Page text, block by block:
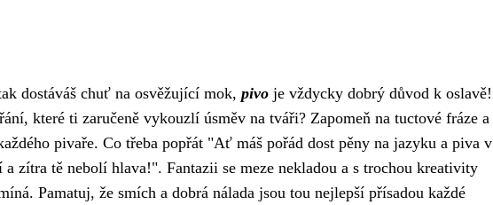
dostáváš chuť na osvěžující mok, pivo je vždycky dobrý důvod k oslavě!
které ti zaručeně vykouzlí úsměv na tváři? Zapomeň na tuctové fráze a
pivaře. Co třeba popřát "Ať máš pořád dost pěny na jazyku a piva v
zítra tě nebolí hlava!". Fantazii se meze nekladou a s trochou kreativity
Pamatuj, že smích a dobrá nálada jsou tou nejlepší přísadou každé